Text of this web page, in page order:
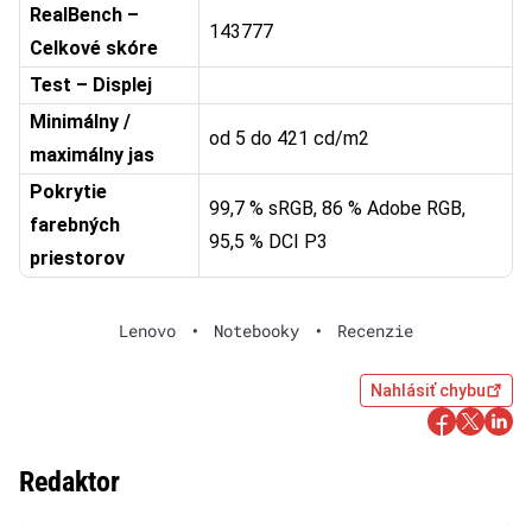
RealBench –
Celkové skóre
143777
Test – Displej
Minimálny /
maximálny jas
od 5 do 421 cd/m2
Pokrytie
farebných
priestorov
99,7 % sRGB, 86 % Adobe RGB,
95,5 % DCI P3
Lenovo • Notebooky • Recenzie
Nahlásiť chybu
Redaktor